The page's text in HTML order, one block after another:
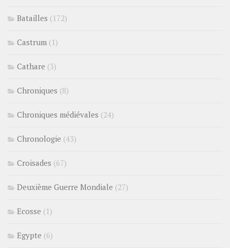
Batailles (172)
Castrum (1)
Cathare (3)
Chroniques (8)
Chroniques médiévales (24)
Chronologie (43)
Croisades (67)
Deuxième Guerre Mondiale (27)
Ecosse (1)
Egypte (6)